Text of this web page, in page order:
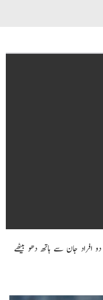
افراد جان سے ہاتھ دھو بیٹھے